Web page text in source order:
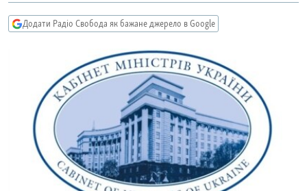
УКРАЇНА
СХЕМИ
КИТАЙ.ВИКЛИКИ
МУЛЬТИМЕДІА
ФОТО
СПЕЦПРОЄКТИ
ПОДКАСТИ
Додати Радіо Свобода як бажане джерело в Google